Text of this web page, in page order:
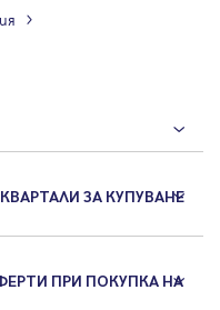
ЗА КУПУВАНЕ
ПРИ ПОКУПКА НА